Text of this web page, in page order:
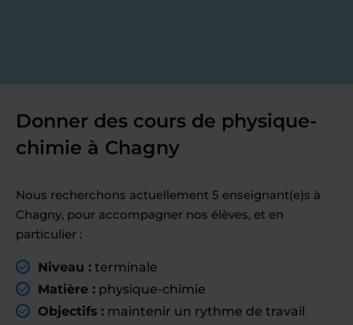
Donner des cours de physique-
chimie à Chagny
Nous recherchons actuellement 5 enseignant(e)s à
Chagny, pour accompagner nos élèves, et en
particulier :
Niveau : terminale
Matière : physique-chimie
Objectifs : maintenir un rythme de travail